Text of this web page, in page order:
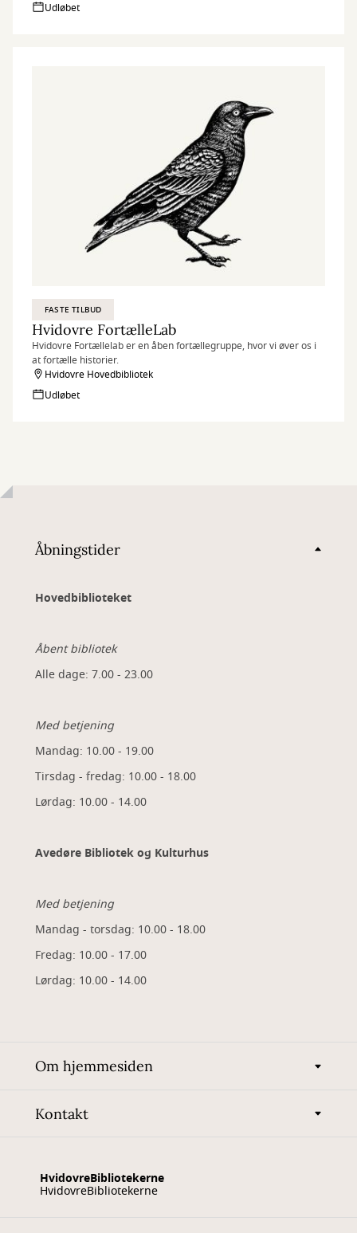
Udløbet
FASTE TILBUD
Hvidovre FortælleLab
Hvidovre Fortællelab er en åben fortællegruppe, hvor vi øver os i
at fortælle historier.
Hvidovre Hovedbibliotek
Udløbet
Åbningstider
Hovedbiblioteket
Åbent bibliotek
Alle dage: 7.00 - 23.00
Med betjening
Mandag: 10.00 - 19.00
Tirsdag - fredag: 10.00 - 18.00
Lørdag: 10.00 - 14.00
Avedøre Bibliotek og Kulturhus
Med betjening
Mandag - torsdag: 10.00 - 18.00
Fredag: 10.00 - 17.00
Lørdag: 10.00 - 14.00
Om hjemmesiden
Kontakt
HvidovreBibliotekerne
HvidovreBibliotekerne